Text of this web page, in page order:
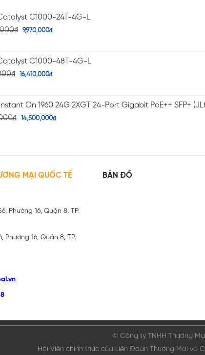
C1000-24T-4G-L
₫ 9,970,000₫
C1000-48T-4G-L
₫ 16,410,000₫
On 1960 24G 2XGT 24-Port Gigabit PoE++ SFP+
₫ 14,500,000₫
MẠI QUỐC TẾ
Phường 16, Quận 8, TP.
Phường 16, Quận 8, TP.
BẢN ĐỒ
© Công ty TNHH Thương
Hội Viên chính thức của Liên Đoàn Thương Mại và